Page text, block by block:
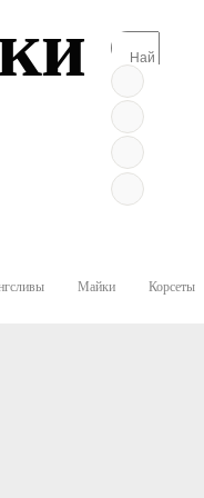
Майки Корсеты